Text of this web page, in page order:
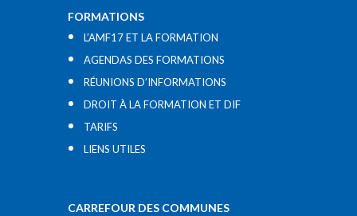
FORMATIONS
L’AMF17 ET LA FORMATION
AGENDAS DES FORMATIONS
RÉUNIONS D’INFORMATIONS
DROIT À LA FORMATION ET DIF
TARIFS
LIENS UTILES​
CARREFOUR DES COMMUNES